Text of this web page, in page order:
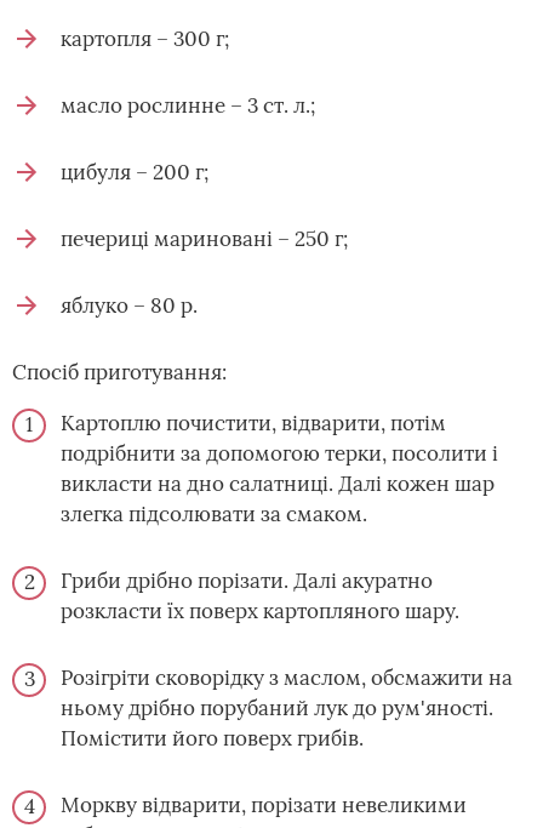
картопля – 300 г;
масло рослинне – 3 ст. л.;
цибуля – 200 г;
печериці мариновані – 250 г;
яблуко – 80 р.
Спосіб приготування:
Картоплю почистити, відварити, потім
подрібнити за допомогою терки, посолити і
викласти на дно салатниці. Далі кожен шар
злегка підсолювати за смаком.
Гриби дрібно порізати. Далі акуратно
розкласти їх поверх картопляного шару.
Розігріти сковорідку з маслом, обсмажити на
ньому дрібно порубаний лук до рум'яності.
Помістити його поверх грибів.
Моркву відварити, порізати невеликими